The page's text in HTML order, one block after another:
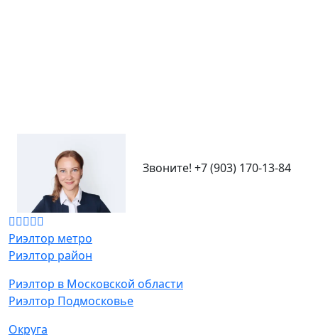
Звоните! +7 (903) 170-13-84
Риэлтор метро
Риэлтор район
Риэлтор в Московской области
Риэлтор Подмосковье
Округа